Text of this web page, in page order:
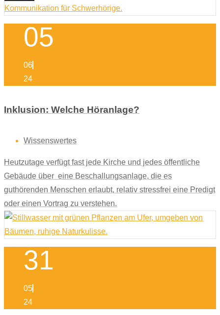
05
06
24
Inklusion: Welche Höranlage?
Wissenswertes
Heutzutage verfügt fast jede Kirche und jedes öffentliche
Gebäude über eine Beschallungsanlage, die es
guthörenden Menschen erlaubt, relativ stressfrei eine Predigt
oder einen Vortrag zu verstehen.
31
05
24